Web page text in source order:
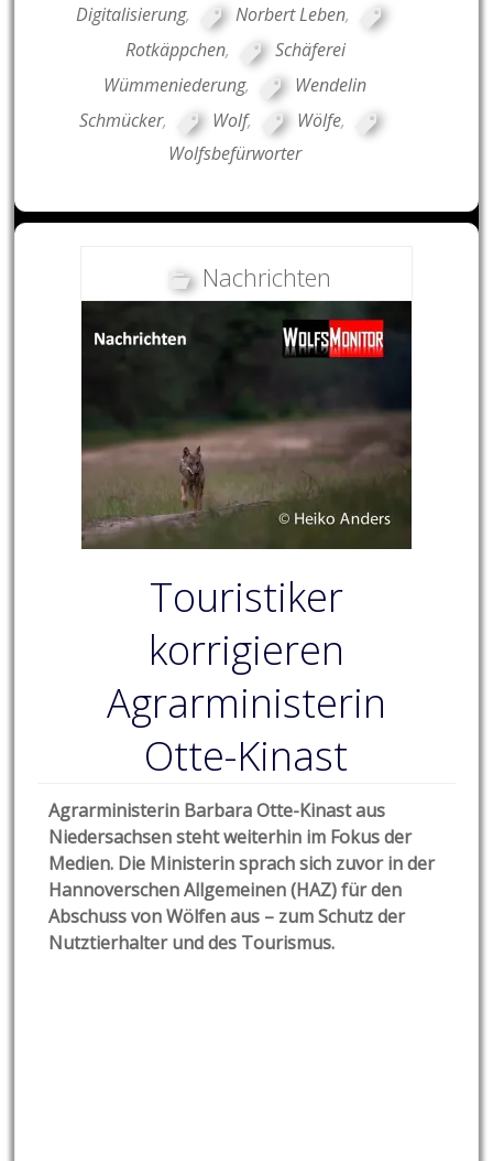
Digitalisierung, Norbert Leben,
Rotkäppchen,
Schäferei
Wümmeniederung,
Wendelin
Schmücker, Wolf, Wölfe,
Wolfsbefürworter
Nachrichten
Touristiker
korrigieren
Agrarministerin
Otte-Kinast
Agrarministerin Barbara Otte-Kinast aus
Niedersachsen steht weiterhin im Fokus der
Medien. Die Ministerin sprach sich zuvor in der
Hannoverschen Allgemeinen (HAZ) für den
Abschuss von Wölfen aus – zum Schutz der
Nutztierhalter und des Tourismus.